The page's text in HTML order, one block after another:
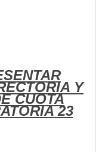
Y
CUOTA
23